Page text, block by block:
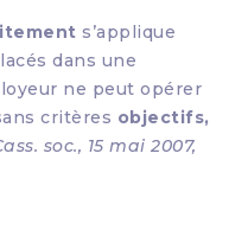
s’applique
dans une
ne peut opérer
critères objectifs,
soc., 15 mai 2007,